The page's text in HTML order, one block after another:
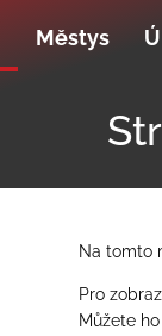
Městys
Na tomto
Pro
Můžete